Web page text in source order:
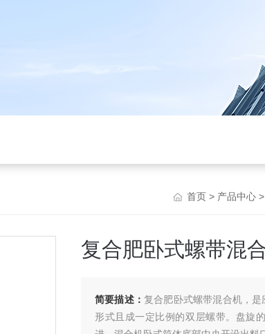
首页 > 产品中心 >
复合肥卧式螺带混
简要描述： 复合肥卧式螺带混合机，
形式且成一定比例的双层螺带。盘旋